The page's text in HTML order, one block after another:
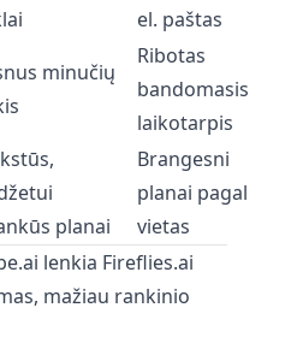
el. paštas
minučių
Ribotas
bandomasis
laikotarpis
planai
Brangesni
planai pagal
vietas
lenkia Fireflies.ai
mažiau rankinio